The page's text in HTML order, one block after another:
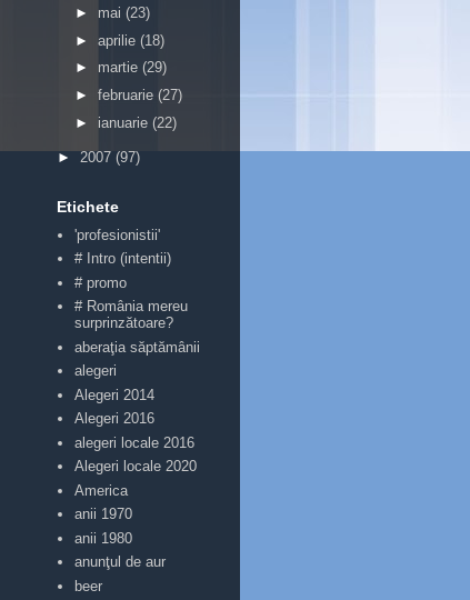
► mai (23)
► aprilie (18)
► martie (29)
► februarie (27)
► ianuarie (22)
► 2007 (97)
Etichete
'profesionistii'
# Intro (intentii)
# promo
# România mereu
surprinzătoare?
aberaţia săptămânii
alegeri
Alegeri 2014
Alegeri 2016
alegeri locale 2016
Alegeri locale 2020
America
anii 1970
anii 1980
anunţul de aur
beer